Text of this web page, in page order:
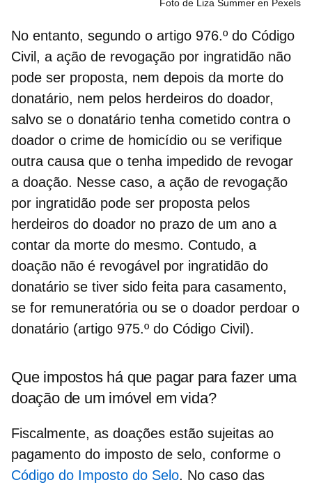
Foto de Liza Summer en Pexels
No entanto, segundo o artigo 976.º do Código
Civil, a ação de revogação por ingratidão não
pode ser proposta, nem depois da morte do
donatário, nem pelos herdeiros do doador,
salvo se o donatário tenha cometido contra o
doador o crime de homicídio ou se verifique
outra causa que o tenha impedido de revogar
a doação. Nesse caso, a ação de revogação
por ingratidão pode ser proposta pelos
herdeiros do doador no prazo de um ano a
contar da morte do mesmo. Contudo, a
doação não é revogável por ingratidão do
donatário se tiver sido feita para casamento,
se for remuneratória ou se o doador perdoar o
donatário (artigo 975.º do Código Civil).
Que impostos há que pagar para fazer uma
doação de um imóvel em vida?
Fiscalmente, as doações estão sujeitas ao
pagamento do imposto de selo, conforme o
Código do Imposto do Selo. No caso das